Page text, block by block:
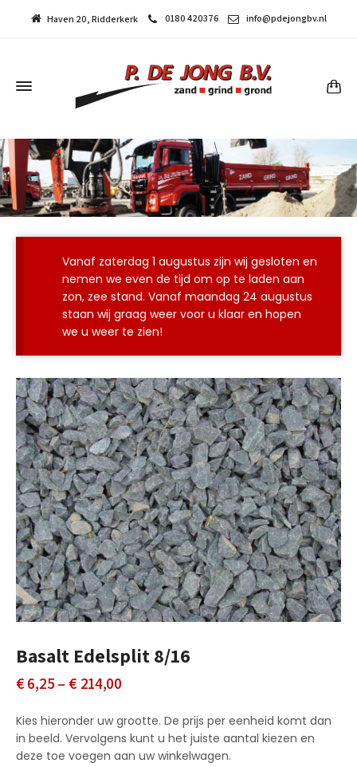
Haven 20, Ridderkerk 0180 420376 info@pdejongbv.nl
Home
Vanaf zaterdag 1 augustus zijn wij gesloten en
nemen we even de tijd om op te laden aan
zon, zee stand. Vanaf maandag 24 augustus
staan wij graag weer voor u klaar en hopen
we u weer te zien!
Basalt Edelsplit 8/16
€6,25– €214,00Prijsklasse:
tot
€ 214,00
Kies hieronder uw grootte. De prijs per eenheid komt dan
in beeld. Vervolgens kunt u het juiste aantal kiezen en
deze toe voegen aan uw winkelwagen.